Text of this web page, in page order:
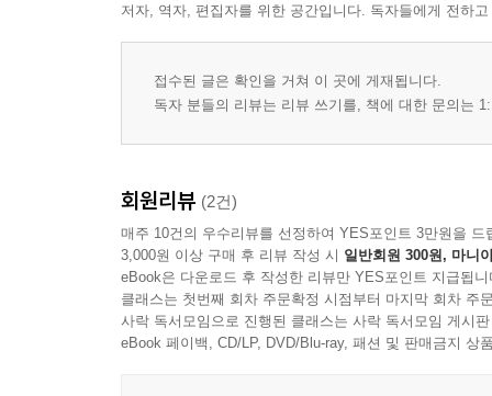
저자, 역자, 편집자를 위한 공간입니다. 독자들에게 전하
접수된 글은 확인을 거쳐 이 곳에 게재됩니다.
독자 분들의 리뷰는 리뷰 쓰기를, 책에 대한 문의는
회원리뷰 (2건)
매주 10건의 우수리뷰를 선정하여 YES포인트 3만원을 드
3,000원 이상 구매 후 리뷰 작성 시 일반회원 300원, 마니
eBook은 다운로드 후 작성한 리뷰만 YES포인트 지급됩니
클래스는 첫번째 회차 주문확정 시점부터 마지막 회차 주
사락 독서모임으로 진행된 클래스는 사락 독서모임 게시
eBook 페이백, CD/LP, DVD/Blu-ray, 패션 및 판매금지 상